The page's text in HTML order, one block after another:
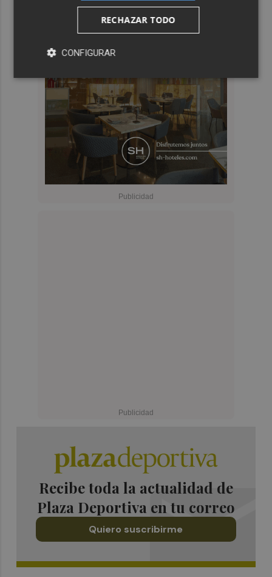
Recibe toda la actualidad de
Plaza Deportiva en tu correo
Quiero suscribirme
RECHAZAR TODO
CONFIGURAR